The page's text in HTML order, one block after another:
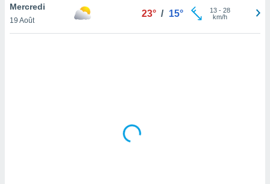
en
le
Mercredi
19 Août
23° / 15° 13- 28
km/h